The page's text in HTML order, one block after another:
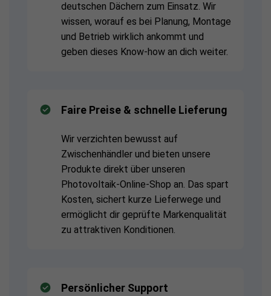
deutschen Dächern zum Einsatz. Wir
wissen, worauf es bei Planung, Montage
und Betrieb wirklich ankommt und
geben dieses Know-how an dich weiter.
Faire Preise & schnelle Lieferung
Wir verzichten bewusst auf
Zwischenhändler und bieten unsere
Produkte direkt über unseren
Photovoltaik-Online-Shop an. Das spart
Kosten, sichert kurze Lieferwege und
ermöglicht dir geprüfte Markenqualität
zu attraktiven Konditionen.
Persönlicher Support